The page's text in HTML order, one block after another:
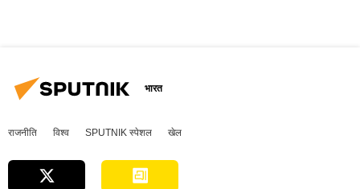
भारत
राजनीति विश्व SPUTNIK स्पेशल खेल